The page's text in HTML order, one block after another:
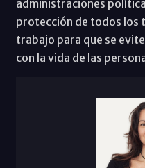
administraciones
protección de todos los
trabajo para que se
con la vida de las